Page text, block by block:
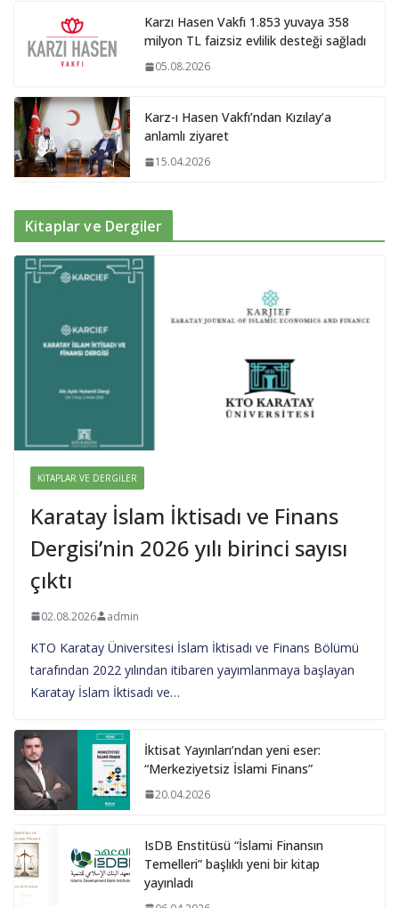
Karzı Hasen Vakfı 1.853 yuvaya 358
milyon TL faizsiz evlilik desteği sağladı
05.08.2026
Karz-ı Hasen Vakfı’ndan Kızılay’a
anlamlı ziyaret
15.04.2026
Kitaplar ve Dergiler
KITAPLAR VE DERGILER
Karatay İslam İktisadı ve Finans
Dergisi’nin 2026 yılı birinci sayısı
çıktı
02.08.2026 admin
KTO Karatay Üniversitesi İslam İktisadı ve Finans Bölümü
tarafından 2022 yılından itibaren yayımlanmaya başlayan
Karatay İslam İktisadı ve…
İktisat Yayınları’ndan yeni eser:
“Merkeziyetsiz İslami Finans”
20.04.2026
IsDB Enstitüsü “İslami Finansın
Temelleri” başlıklı yeni bir kitap
yayınladı